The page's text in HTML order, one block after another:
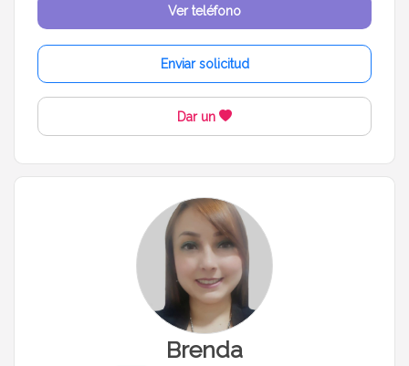
Ver teléfono
Enviar solicitud
Dar un
Brenda